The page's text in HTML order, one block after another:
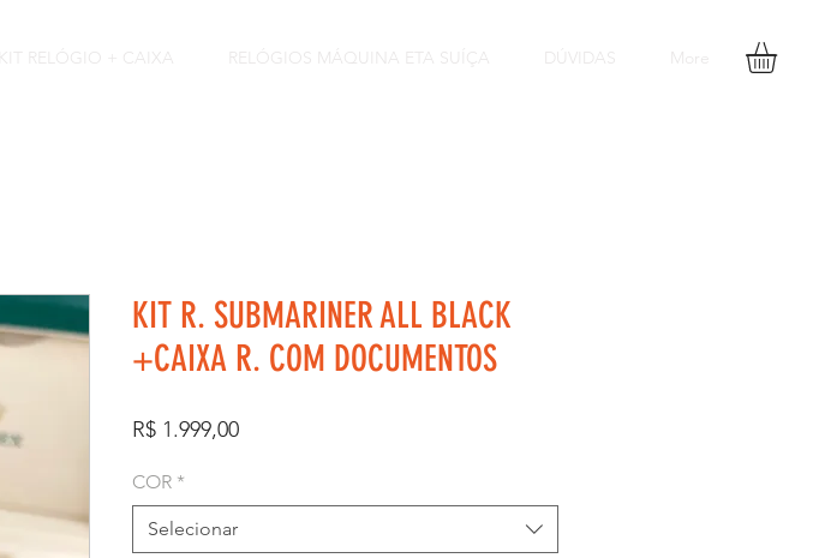
KIT RELÓGIO + CAIXA RELÓGIOS MÁQUINA ETA SUÍÇA More
KIT R. SUBMARINER ALL BLACK
+CAIXA R. COM DOCUMENTOS
R$ 1.999,00Preço
COR *
Selecionar